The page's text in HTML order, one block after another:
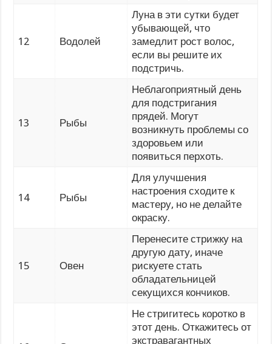
12 Водолей
Луна в эти сутки будет
убывающей, что
замедлит рост волос,
если вы решите их
подстричь.
13 Рыбы
Неблагоприятный день
для подстригания
прядей. Могут
возникнуть проблемы со
здоровьем или
появиться перхоть.
14 Рыбы
Для улучшения
настроения сходите к
мастеру, но не делайте
окраску.
15 Овен
Перенесите стрижку на
другую дату, иначе
рискуете стать
обладательницей
секущихся кончиков.
Не стригитесь коротко в
этот день. Откажитесь от
экстравагантных